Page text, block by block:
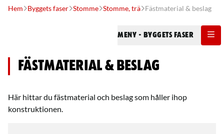
Hem Byggets faser Stomme Stomme, trä Fästmaterial & beslag
Meny - Byggets faser
Fästmaterial & beslag
Här hittar du fästmaterial och beslag som håller ihop
konstruktionen.